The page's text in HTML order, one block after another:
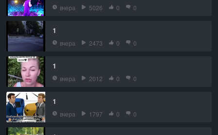
вчера 5026 0 0
1
вчера 2473 0 0
1
вчера 2012 0 0
1
вчера 1797 0 0